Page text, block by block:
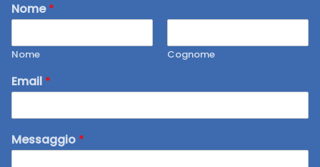
Nome*
Nome Cognome
Email *
Messaggio *